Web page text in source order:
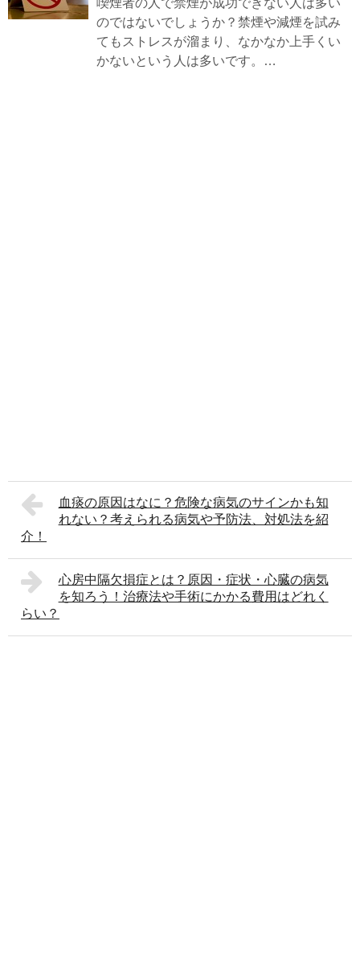
喫煙者の人で禁煙が成功できない人は多い
のではないでしょうか？禁煙や減煙を試み
てもストレスが溜まり、なかなか上手くい
かないという人は多いです。…
血痰の原因はなに？危険な病気のサインかも知
れない？考えられる病気や予防法、対処法を紹
介！
心房中隔欠損症とは？原因・症状・心臓の病気
を知ろう！治療法や手術にかかる費用はどれく
らい？